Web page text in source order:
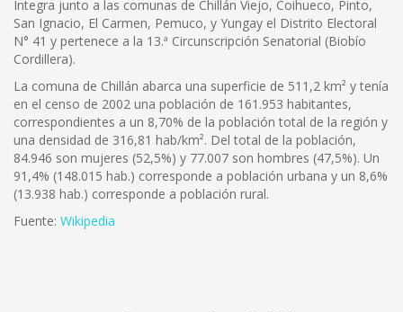
Integra junto a las comunas de Chillán Viejo, Coihueco, Pinto,
San Ignacio, El Carmen, Pemuco, y Yungay el Distrito Electoral
N° 41 y pertenece a la 13.ª Circunscripción Senatorial (Biobío
Cordillera).
La comuna de Chillán abarca una superficie de 511,2 km² y tenía
en el censo de 2002 una población de 161.953 habitantes,
correspondientes a un 8,70% de la población total de la región y
una densidad de 316,81 hab/km². Del total de la población,
84.946 son mujeres (52,5%) y 77.007 son hombres (47,5%). Un
91,4% (148.015 hab.) corresponde a población urbana y un 8,6%
(13.938 hab.) corresponde a población rural.
Fuente: Wikipedia